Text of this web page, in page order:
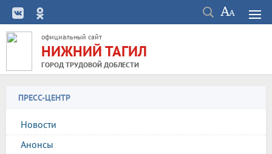
официальный сайт
НИЖНИЙ ТАГИЛ
ГОРОД ТРУДОВОЙ ДОБЛЕСТИ
ПРЕСС-ЦЕНТР
Новости
Анонсы